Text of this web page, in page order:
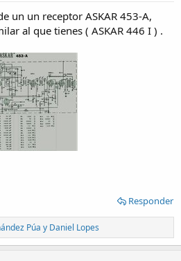
un un receptor ASKAR 453-A,
al que tienes ( ASKAR 446 I ) .
Responder
Púa y Daniel Lopes